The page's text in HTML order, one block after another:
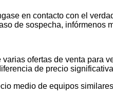
en contacto con el
de sospecha,
ofertas de venta
de precio
medio de equipos